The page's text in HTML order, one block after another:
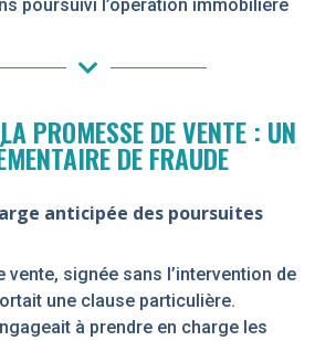
poursuivi l’opération immobilière
PROMESSE DE VENTE : UN
DE FRAUDE
anticipée des poursuites
vente, signée sans l’intervention de
une clause particulière.
à prendre en charge les